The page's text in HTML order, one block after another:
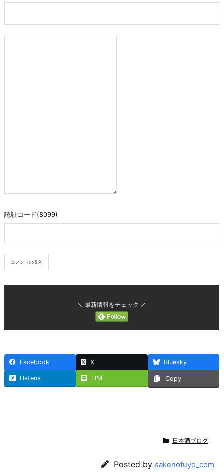
認証コード(8099)
＼ 最新情報をチェック ／
Facebook X Bluesky
Hatena LINE Copy
日本酒ブログ
Posted by sakenofuyo_com